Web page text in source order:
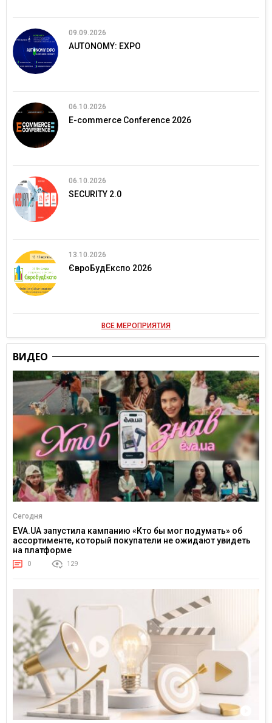
09.09.2026
AUTONOMY: EXPO
06.10.2026
E-commerce Conference 2026
06.10.2026
SECURITY 2.0
13.10.2026
ЄвроБудЕкспо 2026
ВСЕ МЕРОПРИЯТИЯ
ВИДЕО
Сегодня
EVA.UA запустила кампанию «Кто бы мог подумать» об
ассортименте, который покупатели не ожидают увидеть
на платформе
0 129